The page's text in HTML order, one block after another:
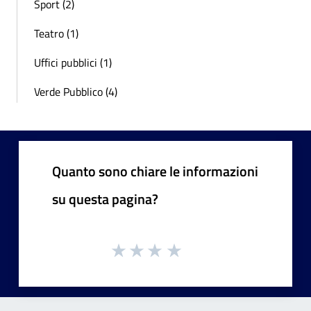
Sport (2)
Teatro (1)
Uffici pubblici (1)
Verde Pubblico (4)
Quanto sono chiare le informazioni
su questa pagina?